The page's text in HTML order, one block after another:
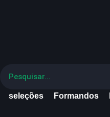
seleções Formandos